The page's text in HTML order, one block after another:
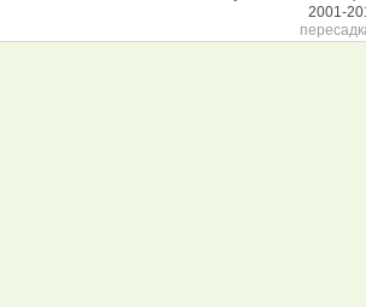
2001-